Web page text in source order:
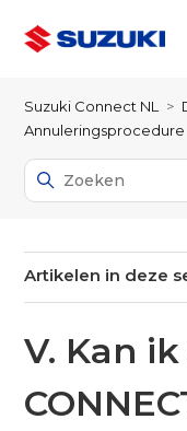
Suzuki Connect NL
Annuleringsprocedure
Artikelen in deze
V. Kan ik